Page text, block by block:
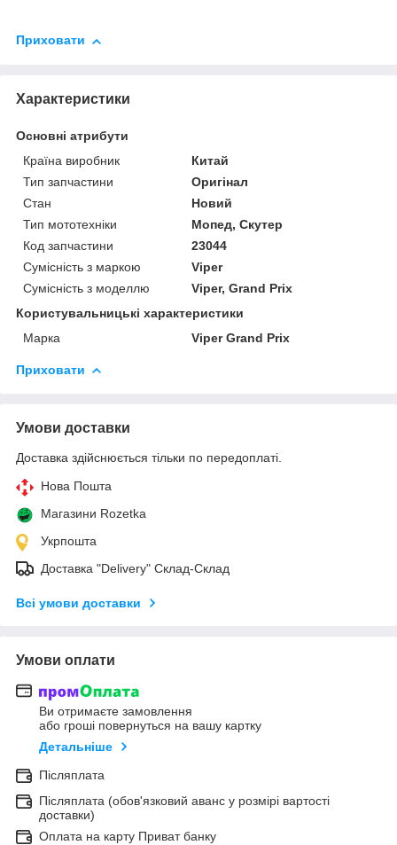
Приховати
Характеристики
Основні атрибути
Країна виробник
Китай
Тип запчастини
Оригінал
Стан
Новий
Тип мототехніки
Мопед, Скутер
Код запчастини
23044
Сумісність з маркою
Viper
Сумісність з моделлю
Viper, Grand Prix
Користувальницькі характеристики
Марка
Viper Grand Prix
Приховати
Умови доставки
Доставка здійснюється тільки по передоплаті.
Нова Пошта
Магазини Rozetka
Укрпошта
Доставка "Delivery" Склад-Склад
Всі умови доставки
Умови оплати
Ви отримаєте замовлення
або гроші повернуться на вашу картку
Детальніше
Післяплата
Післяплата (обов'язковий аванс у розмірі вартості
доставки)
Оплата на карту Приват банку